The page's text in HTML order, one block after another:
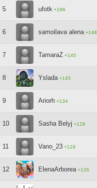
5 ufotk +186
6 samoilava alena +148
7 TamaraZ +145
8 Yslada +145
9 Ariorh +134
10 Sasha Belyj +129
11 Vano_23 +129
12 ElenaArborea +126